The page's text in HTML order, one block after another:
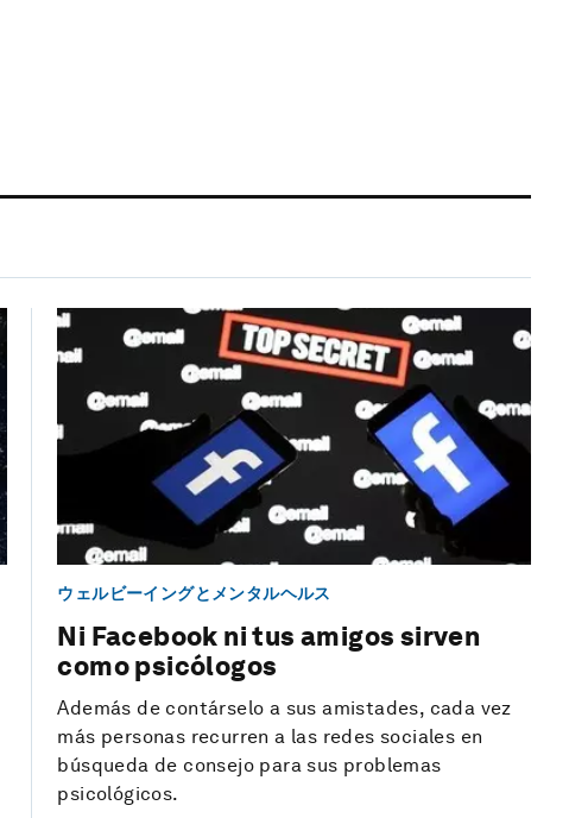
ウェルビーイングとメンタルヘルス
Ni Facebook ni tus amigos sirven
como psicólogos
Además de contárselo a sus amistades, cada vez
más personas recurren a las redes sociales en
búsqueda de consejo para sus problemas
psicológicos.